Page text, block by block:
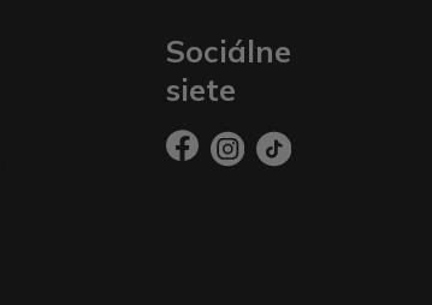
Sociálne
siete